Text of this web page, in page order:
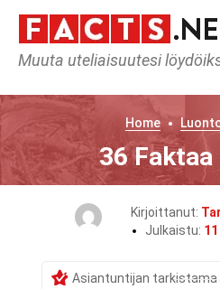
Muuta uteliaisuutesi
Home
36 Faktaa
Kirjoittanut:
Julkaistu:
Asiantuntijan tarkistama